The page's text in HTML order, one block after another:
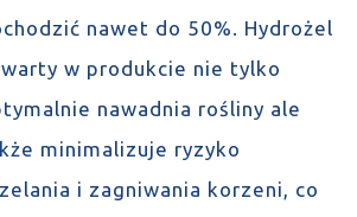
nawet do 50%. Hydrożel
w produkcie nie tylko
nawadnia rośliny ale
minimalizuje ryzyko
i zagniwania korzeni, co